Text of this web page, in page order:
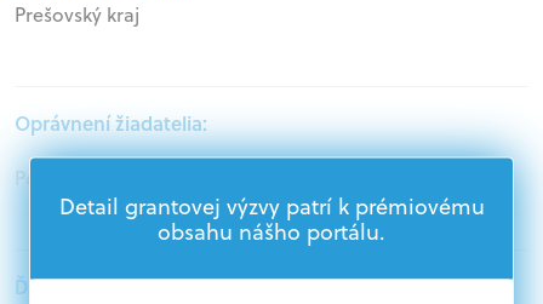
Prešovský kraj
Oprávnení žiadatelia:
Podnikatelia, Mimovládne organizácie, Samospráva
Ďalšie informácie:
Detail grantovej výzvy patrí k prémiovému
obsahu nášho portálu.